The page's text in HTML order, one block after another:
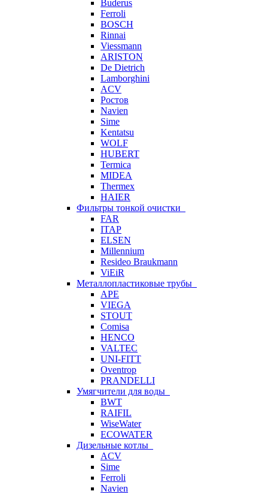
Buderus
Ferroli
BOSCH
Rinnai
Viessmann
ARISTON
De Dietrich
Lamborghini
ACV
Ростов
Navien
Sime
Kentatsu
WOLF
HUBERT
Termica
MIDEA
Thermex
HAIER
Фильтры тонкой очистки
FAR
ITAP
ELSEN
Millennium
Resideo Braukmann
ViEiR
Металлопластиковые трубы
APE
VIEGA
STOUT
Comisa
HENCO
VALTEC
UNI-FITT
Oventrop
PRANDELLI
Умягчители для воды
BWT
RAIFIL
WiseWater
ECOWATER
Дизельные котлы
ACV
Sime
Ferroli
Navien